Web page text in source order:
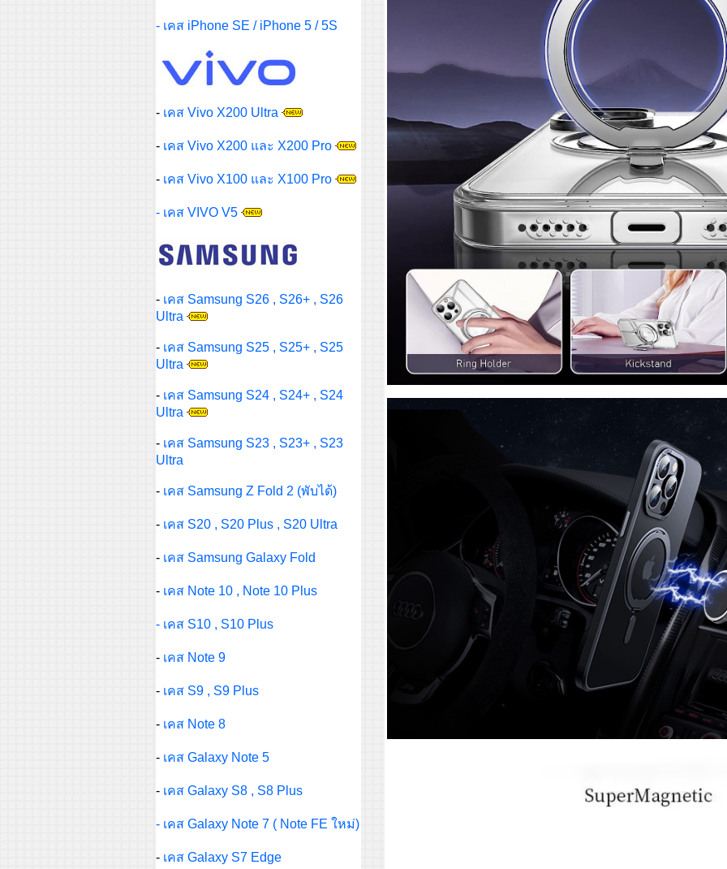
- เคส iPhone SE / iPhone 5 / 5S
- เคส Vivo X200 Ultra
- เคส Vivo X200 และ X200 Pro
- เคส Vivo X100 และ X100 Pro
- เคส VIVO V5
- เคส Samsung S26 , S26+ , S26
Ultra
- เคส Samsung S25 , S25+ , S25
Ultra
- เคส Samsung S24 , S24+ , S24
Ultra
- เคส Samsung S23 , S23+ , S23
Ultra
- เคส Samsung Z Fold 2 (พับได้)
- เคส S20 , S20 Plus , S20 Ultra
- เคส Samsung Galaxy Fold
- เคส Note 10 , Note 10 Plus
- เคส S10 , S10 Plus
- เคส Note 9
- เคส S9 , S9 Plus
- เคส Note 8
- เคส Galaxy Note 5
- เคส Galaxy S8 , S8 Plus
- เคส Galaxy Note 7 ( Note FE ใหม่)
- เคส Galaxy S7 Edge